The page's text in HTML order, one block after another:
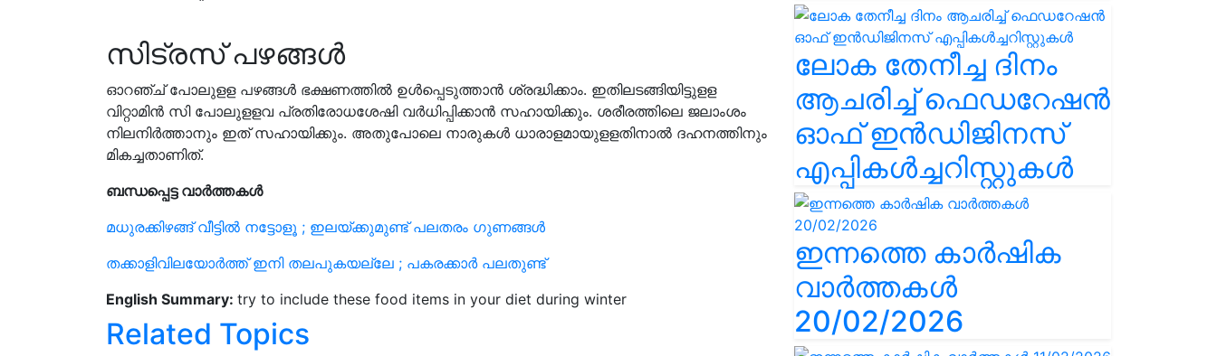
സിട്രസ് പഴങ്ങള്‍
ഓറഞ്ച് പോലുളള പഴങ്ങള്‍ ഭക്ഷണത്തില്‍ ഉള്‍പ്പെടുത്താന്‍ ശ്രദ്ധിക്കാം. ഇതിലടങ്ങിയിട്ടുളള
വിറ്റാമിന്‍ സി പോലുളളവ പ്രതിരോധശേഷി വര്‍ധിപ്പിക്കാന്‍ സഹായിക്കും. ശരീരത്തിലെ ജലാംശം
നിലനിര്‍ത്താനും ഇത് സഹായിക്കും. അതുപോലെ നാരുകള്‍ ധാരാളമായുളളതിനാല്‍ ദഹനത്തിനും
മികച്ചതാണിത്.
ബന്ധപ്പെട്ട വാര്‍ത്തകള്‍
മധുരക്കിഴങ്ങ് വീട്ടില്‍ നട്ടോളൂ ; ഇലയ്ക്കുമുണ്ട് പലതരം ഗുണങ്ങള്‍
തക്കാളിവിലയോര്‍ത്ത് ഇനി തലപുകയല്ലേ ; പകരക്കാര്‍ പലതുണ്ട്
English Summary: try to include these food items in your diet during winter
Related Topics
ലോക തേനീച്ച ദിനം
ആചരിച്ച് ഫെഡറേഷൻ
ഓഫ് ഇൻഡിജിനസ്
എപ്പികൾച്ചറിസ്റ്റുകൾ
ഇന്നത്തെ കാർഷിക
വാർത്തകൾ
20/02/2026